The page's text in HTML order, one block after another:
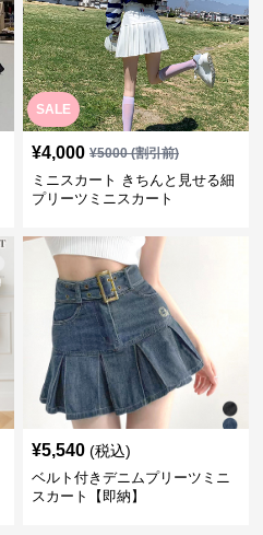
SALE
¥4,000 ¥5000(割引前)
ミニスカート きちんと見せる細
プリーツミニスカート
¥5,540 (税込)
ベルト付きデニムプリーツミニ
スカート【即納】